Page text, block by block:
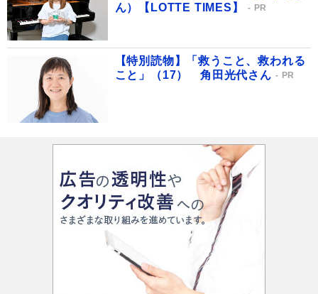
ん）【LOTTE TIMES】
PR
【特別読物】「救うこと、救われる
こと」（17） 角田光代さん
PR